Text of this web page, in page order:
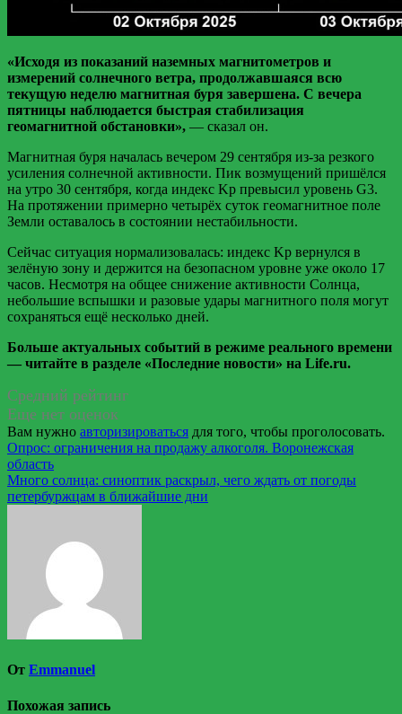
«Исходя из показаний наземных магнитометров и
измерений солнечного ветра, продолжавшаяся всю
текущую неделю магнитная буря завершена. С вечера
пятницы наблюдается быстрая стабилизация
геомагнитной обстановки», — сказал он.
Магнитная буря началась вечером 29 сентября из-за резкого
усиления солнечной активности. Пик возмущений пришёлся
на утро 30 сентября, когда индекс Kp превысил уровень G3.
На протяжении примерно четырёх суток геомагнитное поле
Земли оставалось в состоянии нестабильности.
Сейчас ситуация нормализовалась: индекс Kp вернулся в
зелёную зону и держится на безопасном уровне уже около 17
часов. Несмотря на общее снижение активности Солнца,
небольшие вспышки и разовые удары магнитного поля могут
сохраняться ещё несколько дней.
Больше актуальных событий в режиме реального времени
— читайте в разделе «Последние новости» на Life.ru.
Средний рейтинг
Еще нет оценок
Вам нужно авторизироваться для того, чтобы проголосовать.
Навигация
по
записям
Опрос: ограничения на продажу алкоголя. Воронежская
область
Много солнца: синоптик раскрыл, чего ждать от погоды
петербуржцам в ближайшие дни
От Emmanuel
Похожая запись